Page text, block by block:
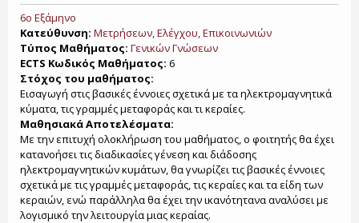
6ο Εξάμηνο
Κατεύθυνση: Μετρήσεων, Ελέγχου, Επικοινωνιών
Τύπος Μαθήματος: Γενικών Γνώσεων
ECTS Κωδικός Μαθήματος: 6
Στόχος του μαθήματος:
Εισαγωγή στις βασικές έννοιες σχετικά με τα ηλεκτρομαγνητικά
κύματα, τις γραμμές μεταφοράς και τι κεραίες.
Μαθησιακά Αποτελέσματα:
Με την επιτυχή ολοκλήρωση του μαθήματος, ο φοιτητής θα έχει
κατανοήσει τις διαδικασίες γένεση και διάδοσης
ηλεκτρομαγνητικών κυμάτων, θα γνωρίζει τις βασικές έννοιες
σχετικά με τις γραμμές μεταφοράς, τις κεραίες και τα είδη των
κεραιών, ενώ παράλληλα θα έχει την ικανότητανα αναλύσει με
λογισμικό την λειτουργία μιας κεραίας.